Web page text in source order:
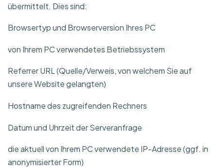
übermittelt. Dies sind:
Browsertyp und Browserversion Ihres PC
von Ihrem PC verwendetes Betriebssystem
Referrer URL (Quelle/Verweis, von welchem Sie auf
unsere Website gelangten)
Hostname des zugreifenden Rechners
Datum und Uhrzeit der Serveranfrage
die aktuell von Ihrem PC verwendete IP-Adresse (ggf. in
anonymisierter Form)